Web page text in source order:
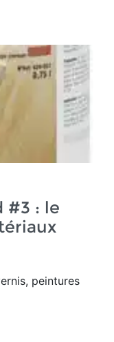
#3 : le
peintures